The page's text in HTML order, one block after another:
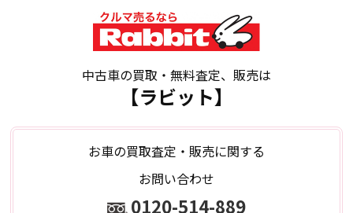
中古車の買取・無料査定、販売は
【ラビット】
お車の買取査定・販売に関する
お問い合わせ
0120-514-889